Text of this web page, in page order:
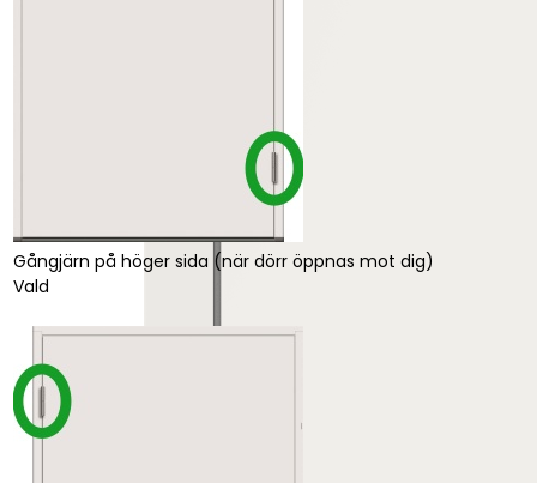
Gångjärn på höger sida (när dörr öppnas mot dig)
Vald